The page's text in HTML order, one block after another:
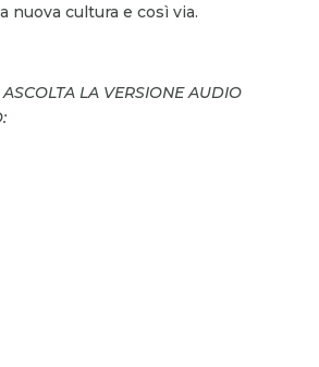
nuova cultura e così via.
ASCOLTA LA VERSIONE AUDIO